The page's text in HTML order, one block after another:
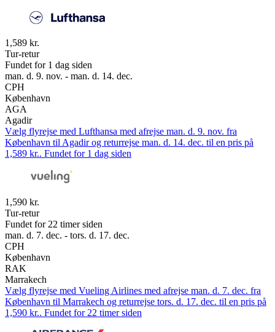
1,589 kr.
Tur-retur
Fundet for 1 dag siden
man. d. 9. nov. - man. d. 14. dec.
CPH
København
AGA
Agadir
Vælg flyrejse med Lufthansa med afrejse man. d. 9. nov. fra
København til Agadir og returrejse man. d. 14. dec. til en pris på
1,589 kr.. Fundet for 1 dag siden
1,590 kr.
Tur-retur
Fundet for 22 timer siden
man. d. 7. dec. - tors. d. 17. dec.
CPH
København
RAK
Marrakech
Vælg flyrejse med Vueling Airlines med afrejse man. d. 7. dec. fra
København til Marrakech og returrejse tors. d. 17. dec. til en pris på
1,590 kr.. Fundet for 22 timer siden